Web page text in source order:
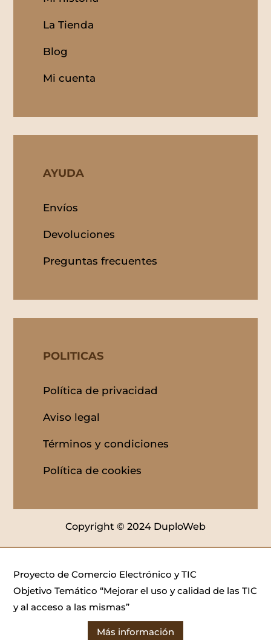
La Tienda
Blog
Mi cuenta
AYUDA
Envíos
Devoluciones
Preguntas frecuentes
POLITICAS
Política de privacidad
Aviso legal
Términos y condiciones
Política de cookies
Copyright © 2024 DuploWeb
Proyecto de Comercio Electrónico y TIC
Objetivo Temático “Mejorar el uso y calidad de las TIC
y al acceso a las mismas”
Más información